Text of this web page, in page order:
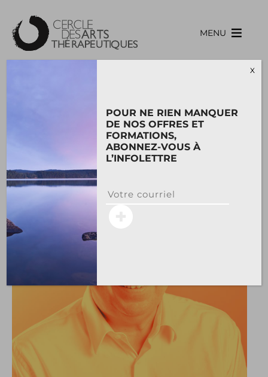
content
MENU
FORMATEURSPOUR NE RIEN MANQUER
DE NOS OFFRES ET
FORMATIONS,
ABONNEZ-VOUS À
L’INFOLETTRE
X